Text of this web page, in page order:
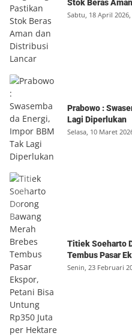
Stok Beras
Sabtu, 18 April 2026,
Prabowo :
Lagi Diperlukan
Selasa, 10 Maret
Titiek Soeharto
Tembus Pasar
Juta per Hektare
Senin, 23 Februari